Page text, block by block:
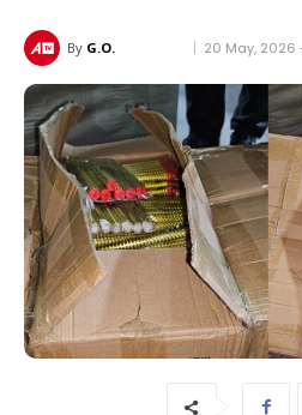
By G.O. 20 May, 2026